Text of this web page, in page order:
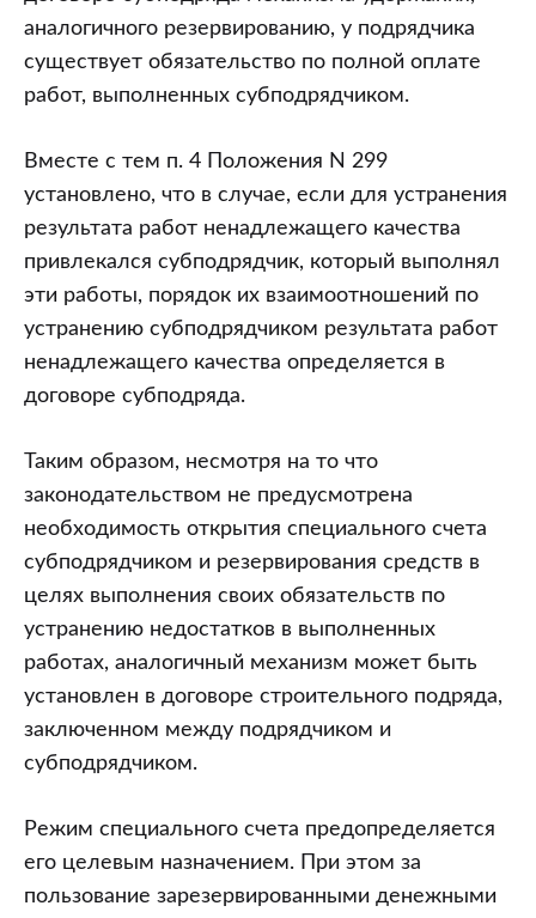
аналогичного резервированию, у подрядчика
существует обязательство по полной оплате
работ, выполненных субподрядчиком.
Вместе с тем п. 4 Положения N 299
установлено, что в случае, если для устранения
результата работ ненадлежащего качества
привлекался субподрядчик, который выполнял
эти работы, порядок их взаимоотношений по
устранению субподрядчиком результата работ
ненадлежащего качества определяется в
договоре субподряда.
Таким образом, несмотря на то что
законодательством не предусмотрена
необходимость открытия специального счета
субподрядчиком и резервирования средств в
целях выполнения своих обязательств по
устранению недостатков в выполненных
работах, аналогичный механизм может быть
установлен в договоре строительного подряда,
заключенном между подрядчиком и
субподрядчиком.
Режим специального счета предопределяется
его целевым назначением. При этом за
пользование зарезервированными денежными